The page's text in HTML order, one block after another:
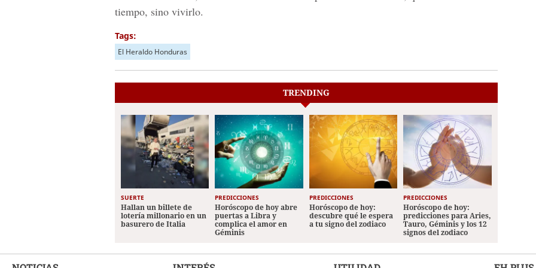
tiempo, sino vivirlo.
Tags:
El Heraldo Honduras
TRENDING
SUERTE
Hallan un billete de
lotería millonario en un
basurero de Italia
PREDICCIONES
Horóscopo de hoy abre
puertas a Libra y
complica el amor en
Géminis
PREDICCIONES
Horóscopo de hoy:
descubre qué le espera
a tu signo del zodiaco
PREDICCIONES
Horóscopo de hoy:
predicciones para Aries,
Tauro, Géminis y los 12
signos del zodiaco